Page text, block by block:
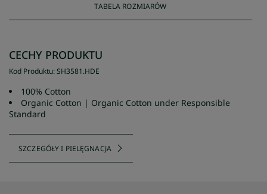
TABELA ROZMIARÓW
CECHY PRODUKTU
Kod Produktu:SH3581.HDE
100% Cotton
Organic Cotton | Organic Cotton under Responsible
Standard
SZCZEGÓŁY I PIELĘGNACJA